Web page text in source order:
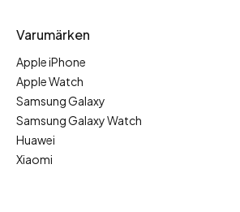
Varumärken
Apple iPhone
Apple Watch
Samsung Galaxy
Samsung Galaxy Watch
Huawei
Xiaomi